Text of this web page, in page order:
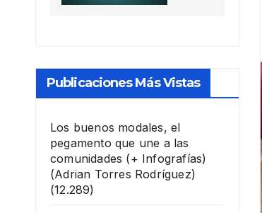
Publicaciones Más Vistas
Los buenos modales, el
pegamento que une a las
comunidades (+ Infografías)
(Adrian Torres Rodríguez)
(12.289)